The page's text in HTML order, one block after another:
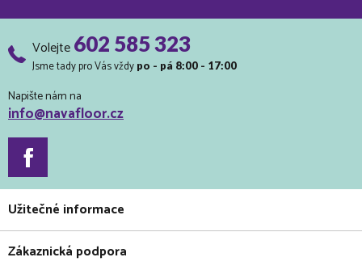
Volejte602 585 323
Jsme tady pro Vás vždy po - pá 8:00 - 17:00
Napište nám na
info@navafloor.cz
Užitečné informace
Zákaznická podpora